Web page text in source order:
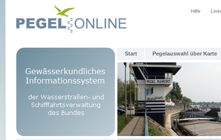
Hilfe
Start Pegelauswahl über Karte